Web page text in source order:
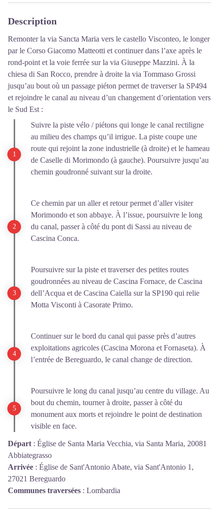
Description
Remonter la via Sancta Maria vers le castello Visconteo, le longer
par le Corso Giacomo Matteotti et continuer dans l’axe après le
rond-point et la voie ferrée sur la via Giuseppe Mazzini. À la
chiesa di San Rocco, prendre à droite la via Tommaso Grossi
jusqu’au bout où un passage piéton permet de traverser la SP494
et rejoindre le canal au niveau d’un changement d’orientation vers
le Sud Est :
Suivre la piste vélo / piétons qui longe le canal rectiligne
au milieu des champs qu’il irrigue. La piste coupe une
route qui rejoint la zone industrielle (à droite) et le hameau
de Caselle di Morimondo (à gauche). Poursuivre jusqu’au
chemin goudronné suivant sur la droite.
Ce chemin par un aller et retour permet d’aller visiter
Morimondo et son abbaye. À l’issue, poursuivre le long
du canal, passer à côté du pont di Sassi au niveau de
Cascina Conca.
Poursuivre sur la piste et traverser des petites routes
goudronnées au niveau de Cascina Fornace, de Cascina
dell’Acqua et de Cascina Caiella sur la SP190 qui relie
Motta Visconti à Casorate Primo.
Continuer sur le bord du canal qui passe près d’autres
exploitations agricoles (Cascina Morona et Fornaseta). À
l’entrée de Bereguardo, le canal change de direction.
Poursuivre le long du canal jusqu’au centre du village. Au
bout du chemin, tourner à droite, passer à côté du
monument aux morts et rejoindre le point de destination
visible en face.
Départ : Église de Santa Maria Vecchia, via Santa Maria, 20081
Abbiategrasso
Arrivée : Église de Sant'Antonio Abate, via Sant'Antonio 1,
27021 Bereguardo
Communes traversées : Lombardia